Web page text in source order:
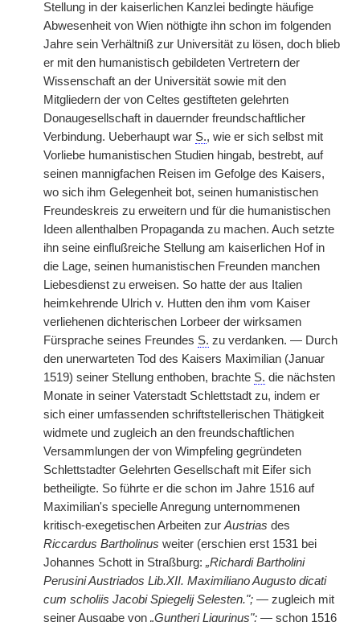
Stellung in der kaiserlichen Kanzlei bedingte häufige
Abwesenheit von Wien nöthigte ihn schon im folgenden
Jahre sein Verhältniß zur Universität zu lösen, doch blieb
er mit den humanistisch gebildeten Vertretern der
Wissenschaft an der Universität sowie mit den
Mitgliedern der von Celtes gestifteten gelehrten
Donaugesellschaft in dauernder freundschaftlicher
Verbindung. Ueberhaupt war S., wie er sich selbst mit
Vorliebe humanistischen Studien hingab, bestrebt, auf
seinen mannigfachen Reisen im Gefolge des Kaisers,
wo sich ihm Gelegenheit bot, seinen humanistischen
Freundeskreis zu erweitern und für die humanistischen
Ideen allenthalben Propaganda zu machen. Auch setzte
ihn seine einflußreiche Stellung am kaiserlichen Hof in
die Lage, seinen humanistischen Freunden manchen
Liebesdienst zu erweisen. So hatte der aus Italien
heimkehrende Ulrich v. Hutten den ihm vom Kaiser
verliehenen dichterischen Lorbeer der wirksamen
Fürsprache seines Freundes S. zu verdanken. — Durch
den unerwarteten Tod des Kaisers Maximilian (Januar
1519) seiner Stellung enthoben, brachte S. die nächsten
Monate in seiner Vaterstadt Schlettstadt zu, indem er
sich einer umfassenden schriftstellerischen Thätigkeit
widmete und zugleich an den freundschaftlichen
Versammlungen der von Wimpfeling gegründeten
Schlettstadter Gelehrten Gesellschaft mit Eifer sich
betheiligte. So führte er die schon im Jahre 1516 auf
Maximilian's specielle Anregung unternommenen
kritisch-exegetischen Arbeiten zur Austrias des
Riccardus Bartholinus weiter (erschien erst 1531 bei
Johannes Schott in Straßburg: „Richardi Bartholini
Perusini Austriados Lib.XII. Maximiliano Augusto dicati
cum scholiis Jacobi Spiegelij Selesten."; — zugleich mit
seiner Ausgabe von „Guntheri Ligurinus"; — schon 1516